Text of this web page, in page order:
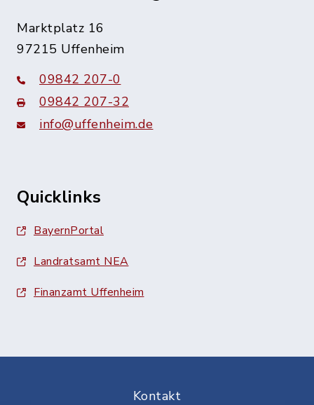
Marktplatz 16
97215 Uffenheim
09842 207-0
09842 207-32
info@uffenheim.de
Quicklinks
BayernPortal
Landratsamt NEA
Finanzamt Uffenheim
Kontakt